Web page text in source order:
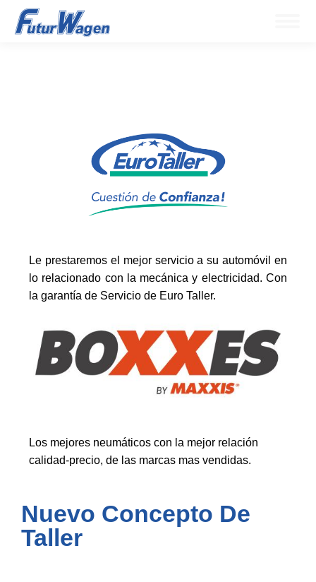
Le prestaremos el mejor servicio a su automóvil en
lo relacionado con la mecánica y electricidad. Con
la garantía de Servicio de Euro Taller.
Los mejores neumáticos con la mejor relación
calidad-precio, de las marcas mas vendidas.
Nuevo Concepto De
Taller